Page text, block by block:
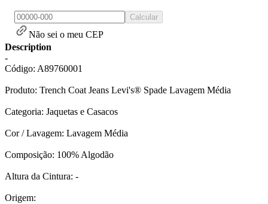
Calcular
Não sei o meu CEP
Description
-
Código: A89760001
Produto: Trench Coat Jeans Levi's® Spade Lavagem Média
Categoria: Jaquetas e Casacos
Cor / Lavagem: Lavagem Média
Composição: 100% Algodão
Altura da Cintura: -
Origem: